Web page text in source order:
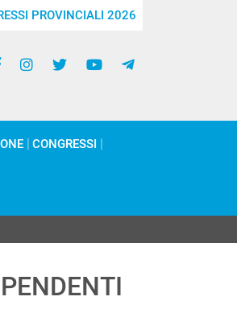
PROVINCIALI 2026
CONGRESSI